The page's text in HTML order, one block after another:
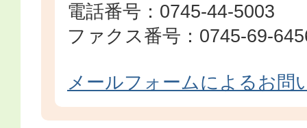
電話番号：0745-44-5003
ファクス番号：0745-69-
メールフォームによるお問